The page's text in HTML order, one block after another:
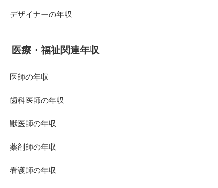
デザイナーの年収
医療・福祉関連年収
医師の年収
歯科医師の年収
獣医師の年収
薬剤師の年収
看護師の年収